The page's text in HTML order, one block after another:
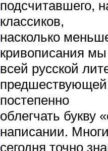
подсчитавшего,
классиков,
насколько
кривописания
всей русской
предшествующей
постепенно
облегчать букву
написании.
сегодня точно